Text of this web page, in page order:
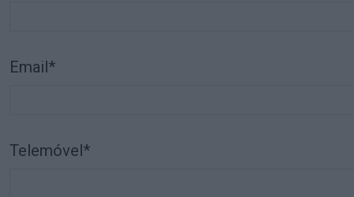
Email*
Telemóvel*